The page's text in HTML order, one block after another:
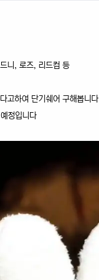
, 로즈, 리드컴 등
하여 단기쉐어 구해봅니다
정입니다